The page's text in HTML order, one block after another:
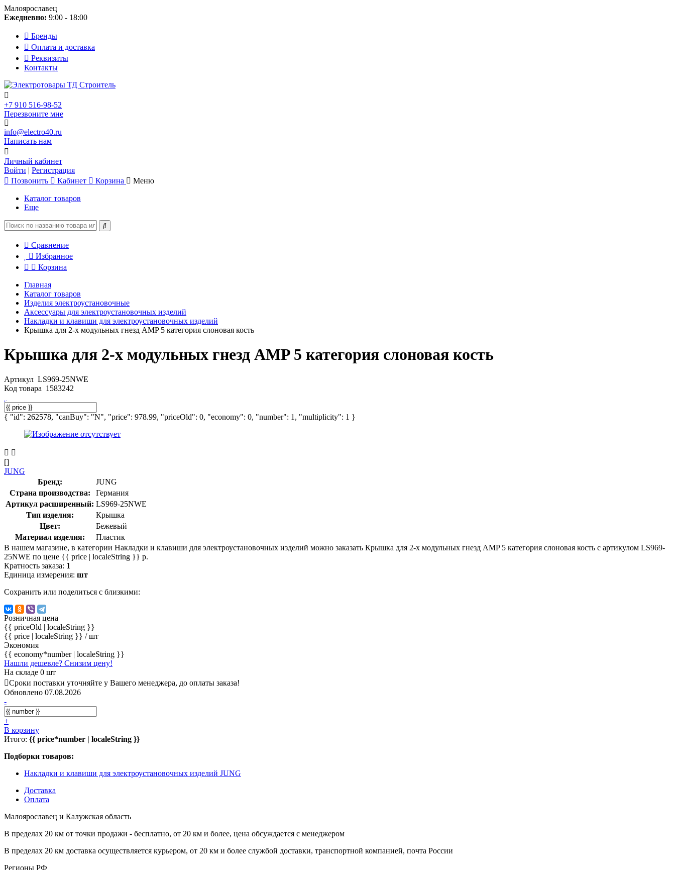
Малоярославец
Ежедневно: 9:00 - 18:00
Бренды
Оплата и доставка
Реквизиты
Контакты
+7 910 516-98-52
Перезвоните мне
info@electro40.ru
Написать нам
Личный кабинет
Войти | Регистрация
Позвонить
Кабинет Корзина Меню
Каталог товаров
Еще
Сравнение
Избранное
Корзина
Главная
Каталог товаров
Изделия электроустановочные
Аксессуары для электроустановочных изделий
Накладки и клавиши для электроустановочных изделий
Крышка для 2-x модульных гнезд AMP 5 категория слоновая кость
Крышка для 2-x модульных гнезд AMP 5 категория слоновая кость
Артикул LS969-25NWE
Код товара 1583242
{ "id": 262578, "canBuy": "N", "price": 978.99, "priceOld": 0, "economy": 0, "number": 1, "multiplicity": 1 }
[]
JUNG
Бренд:
JUNG
Страна производства:
Германия
Артикул расширенный: LS969-25NWE
Тип изделия:
Крышка
Цвет:
Бежевый
Материал изделия:
Пластик
В нашем магазине, в категории Накладки и клавиши для электроустановочных изделий можно заказать Крышка для 2-x модульных гнезд AMP 5 категория слоновая кость с артикулом LS969-
25NWE по цене {{ price | localeString }} р.
Кратность заказа: 1
Единица измерения: шт
Сохранить или поделиться с близкими:
Розничная цена
{{ priceOld | localeString }}
{{ price | localeString }} / шт
Экономия
{{ economy*number | localeString }}
Нашли дешевле? Снизим цену!
На складе 0 шт
Сроки поставки уточняйте у Вашего менеджера, до оплаты заказа!
Обновлено 07.08.2026
-
+
В корзину
Итого: {{ price*number | localeString }}
Подборки товаров:
Накладки и клавиши для электроустановочных изделий JUNG
Доставка
Оплата
Малоярославец и Калужская область
В пределах 20 км от точки продажи - бесплатно, от 20 км и более, цена обсуждается с менеджером
В пределах 20 км доставка осуществляется курьером, от 20 км и более службой доставки, транспортной компанией, почта России
Регионы РФ